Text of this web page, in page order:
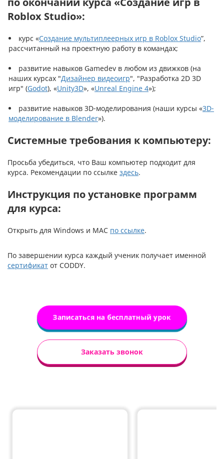
Roblox Studio»:
курс «Создание мультиплеерных игр в Roblox Studio”,
рассчитанный на проектную работу в командах;
развитие навыков Gamedev в любом из движков (на
наших курсах "Дизайнер видеоигр", "Разработка 2D 3D
игр" (Godot), «Unity3D», «Unreal Engine 4»);
развитие навыков 3D-моделирования (наши курсы «3D-
моделирование в Blender»).
Системные требования к компьютеру:
Просьба убедиться, что Ваш компьютер подходит для
курса. Рекомендации по ссылке здесь.
Инструкция по установке программ
для курса:
Открыть для Windows и MAC по ссылке.
По завершении курса каждый ученик получает именной
сертификат от CODDY.
Записаться на бесплатный урок
Заказать звонок